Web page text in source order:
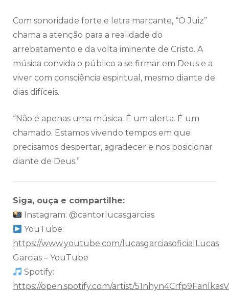
Com sonoridade forte e letra marcante, “O Juiz”
chama a atenção para a realidade do
arrebatamento e da volta iminente de Cristo. A
música convida o público a se firmar em Deus e a
viver com consciência espiritual, mesmo diante de
dias difíceis.
“Não é apenas uma música. É um alerta. É um
chamado. Estamos vivendo tempos em que
precisamos despertar, agradecer e nos posicionar
diante de Deus.”
Siga, ouça e compartilhe:
Instagram: @cantorlucasgarcias
YouTube:
https://www.youtube.com/lucasgarciasoficialLucas
Garcias – YouTube
Spotify:
https://open.spotify.com/artist/